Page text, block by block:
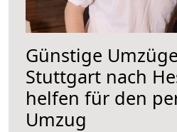
Günstige
Stuttgart nach
helfen für den
Umzug